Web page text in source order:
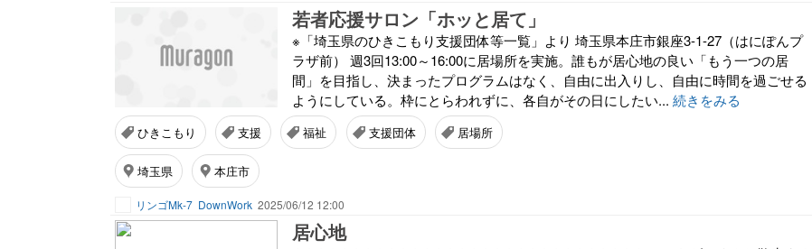
若者応援サロン「ホッと居て」
※「埼玉県のひきこもり支援団体等一覧」より 埼玉県本庄市銀座3-1-27（はにぽんプ
ラザ前） 週3回13:00～16:00に居場所を実施。誰もが居心地の良い「もう一つの居
間」を目指し、決まったプログラムはなく、自由に出入りし、自由に時間を過ごせる
ようにしている。枠にとらわれずに、各自がその日にしたい... 続きをみる
ひきこもり 支援 福祉 支援団体 居場所
埼玉県 本庄市
リンゴMk-7 DownWork 2025/06/12 12:00
居心地